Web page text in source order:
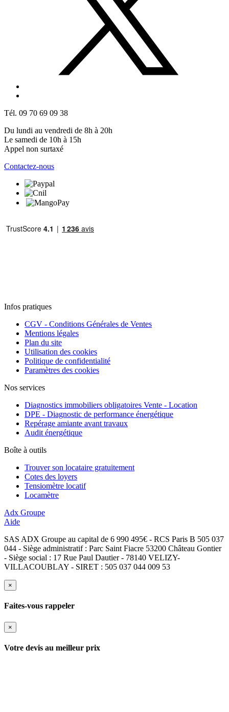
Tél. 09 70 69 09 38
Du lundi au vendredi de 8h à 20h
Le samedi de 10h à 15h
Appel non surtaxé
Contactez-nous
Infos pratiques
CGV - Conditions Générales de Ventes
Mentions légales
Plan du site
Utilisation des cookies
Politique de confidentialité
Paramètres des cookies
Nos services
Diagnostics immobiliers obligatoires Vente - Location
DPE - Diagnostic de performance énergétique
Repérage amiante avant travaux
Audit énergétique
Boîte à outils
Trouver son locataire gratuitement
Cotes des loyers
Tensiomètre locatif
Locamètre
Adx Groupe
Aide
SAS ADX Groupe au capital de 6 990 495€ - RCS Paris B 505 037
044 - Siège administratif : Parc Saint Fiacre 53200 Château Gontier
- Siège social : 17 Rue Paul Dautier - 78140 VELIZY-
VILLACOUBLAY - SIRET : 505 037 044 009 53
×
Faites-vous rappeler
×
Votre devis au meilleur prix